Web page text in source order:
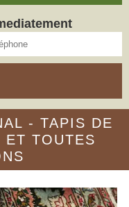
- TAPIS DE
TOUTES